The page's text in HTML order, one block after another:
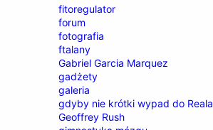
fitoregulator
forum
fotografia
ftalany
Gabriel Garcia Marquez
gadżety
galeria
gdyby nie krótki wypad do Reala
Geoffrey Rush